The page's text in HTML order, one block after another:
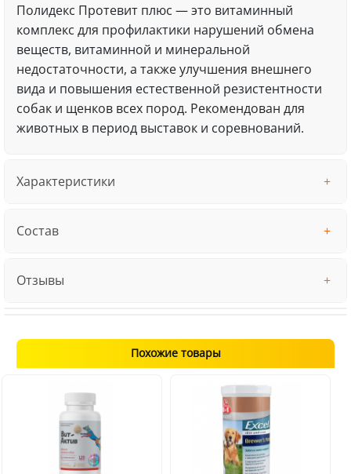
Полидекс Протевит плюс — это витаминный
комплекс для профилактики нарушений обмена
веществ, витаминной и минеральной
недостаточности, а также улучшения внешнего
вида и повышения естественной резистентности
собак и щенков всех пород. Рекомендован для
животных в период выставок и соревнований.
Характеристики
Состав
Отзывы
Похожие товары